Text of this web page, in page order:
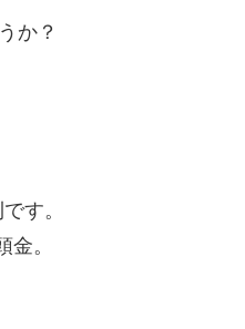
か？
す。
。